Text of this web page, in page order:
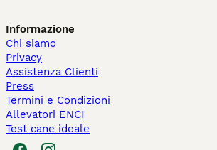
Informazione
Chi siamo
Privacy
Assistenza Clienti
Press
Termini e Condizioni
Allevatori ENCI
Test cane ideale